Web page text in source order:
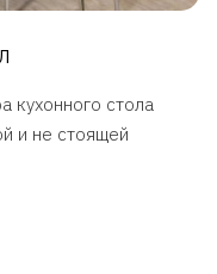
кухонного стола
и не стоящей